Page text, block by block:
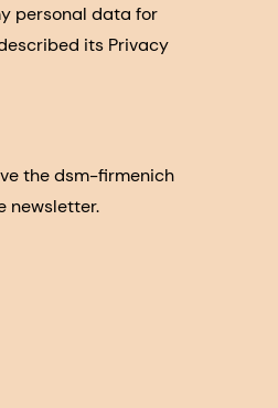
personal data for
its Privacy
the dsm-firmenich
newsletter.